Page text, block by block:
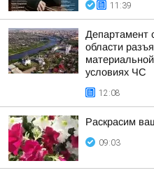
11:39
Департамент
области
условиях ЧС
12:08
Раскрасим
09:03